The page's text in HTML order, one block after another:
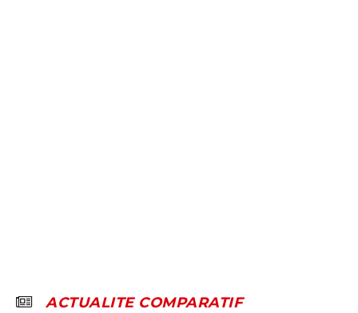
ACTUALITE COMPARATIF